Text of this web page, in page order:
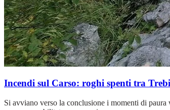
Incendi sul Carso: roghi spenti tra
Si avviano verso la conclusione i momenti di